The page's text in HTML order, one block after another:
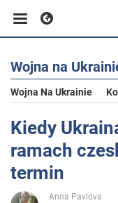
Biznes
Sport
Rozrywka
Wojna na
Wojna Na Ukrainie
Kiedy
ramach
termin
Anna Pavlova